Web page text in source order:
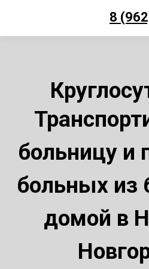
8
больницу и
больных из
домой в